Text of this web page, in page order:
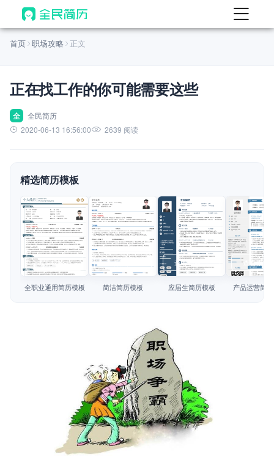
首页
AI 生成简历
AI 优化简历
AI 翻译简历
AI 模拟面试
面试自我介绍
AI 职场工具 New
简历模板
简历教程
首页 职场攻略 正文
正在找工作的你可能需要这些
全
全民简历
2020-06-13 16:56:00
2639 阅读
精选简历模板
查看模板
全职业通用简历模板
查看模板
简洁简历模板
查看模板
应届生简历模板
查看模板
产品运营简